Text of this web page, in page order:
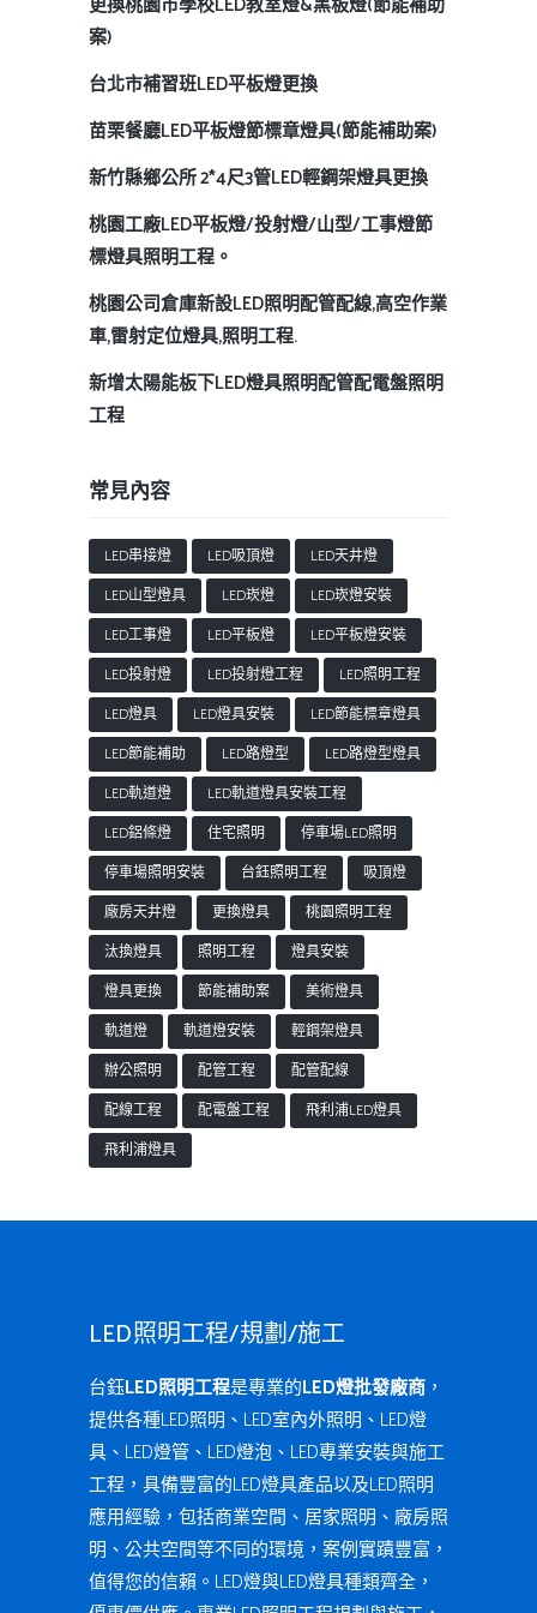
案)
台北市補習班LED平板燈更換
苗栗餐廳LED平板燈節標章燈具(節能補助案)
新竹縣鄉公所 2*4尺3管LED輕鋼架燈具更換
桃園工廠LED平板燈/投射燈/山型/工事燈節
標燈具照明工程。
桃園公司倉庫新設LED照明配管配線,高空作業
車,雷射定位燈具,照明工程.
新增太陽能板下LED燈具照明配管配電盤照明
工程
常見內容
LED串接燈 LED吸頂燈
LED天井燈
LED山型燈具
LED崁燈
LED崁燈安裝
LED工事燈
LED平板燈
LED平板燈安裝
LED投射燈
LED投射燈工程
LED照明工程
LED燈具
LED燈具安裝
LED節能標章燈具
LED節能補助
LED路燈型
LED路燈型燈具
LED軌道燈
LED軌道燈具安裝工程
LED鋁條燈
住宅照明
停車場LED照明
停車場照明安裝
台鈺照明工程
吸頂燈
廠房天井燈
更換燈具
桃園照明工程
汰換燈具
照明工程
燈具安裝
燈具更換
節能補助案
美術燈具
軌道燈
軌道燈安裝
輕鋼架燈具
辦公照明
配管工程
配管配線
配線工程
配電盤工程
飛利浦LED燈具
飛利浦燈具
LED照明工程/規劃/施工
台鈺LED照明工程是專業的LED燈批發廠商 ，
提供各種LED照明、LED室內外照明、LED燈
具、LED燈管、LED燈泡、LED專業安裝與施工
工程，具備豐富的LED燈具產品以及LED照明
應用經驗，包括商業空間、居家照明、廠房照
明、公共空間等不同的環境，案例實蹟豐富，
值得您的信賴。LED燈與LED燈具種類齊全，